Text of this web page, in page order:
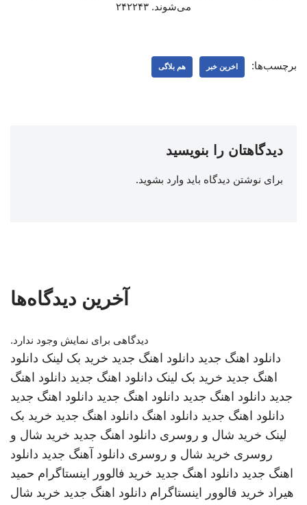
می‌شوند. ۲۴۲۲۴۳
برچسب‌ها: اخرین خبر هم بلاگی
دیدگاهتان را بنویسید
برای نوشتن دیدگاه باید وارد بشوید.
آخرین دیدگاه‌ها
دیدگاهی برای نمایش وجود ندارد.
دانلود اهنگ جدید دانلود اهنگ جدید خرید بک لینک دانلود
اهنگ جدید خرید بک لینک دانلود اهنگ جدید دانلود اهنگ
جدید دانلود اهنگ جدید دانلود اهنگ جدید دانلود اهنگ جدید
دانلود اهنگ جدید دانلود اهنگ دانلود اهنگ جدید خرید بک
لینک خرید شال و روسری دانلود اهنگ جدید خرید شال و
روسری خرید شال و روسری دانلود آهنگ جدید دانلود
اهنگ جدید دانلود اهنگ جدید خرید فالوور اینستاگرام حمید
هیراد خرید فالوور اینستاگرام دانلود اهنگ جدید خرید شال